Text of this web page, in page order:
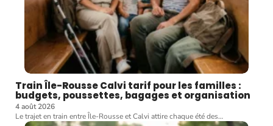
Train Île-Rousse Calvi tarif pour les familles :
budgets, poussettes, bagages et organisation
4 août 2026
Le trajet en train entre Île-Rousse et Calvi attire chaque été des…